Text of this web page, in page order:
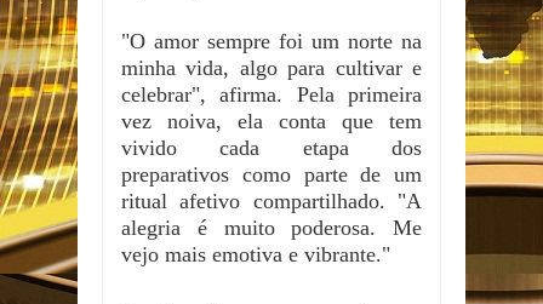
"O amor sempre foi um norte na
minha vida, algo para cultivar e
celebrar", afirma. Pela primeira
vez noiva, ela conta que tem
vivido cada etapa dos
preparativos como parte de um
ritual afetivo compartilhado. "A
alegria é muito poderosa. Me
vejo mais emotiva e vibrante."